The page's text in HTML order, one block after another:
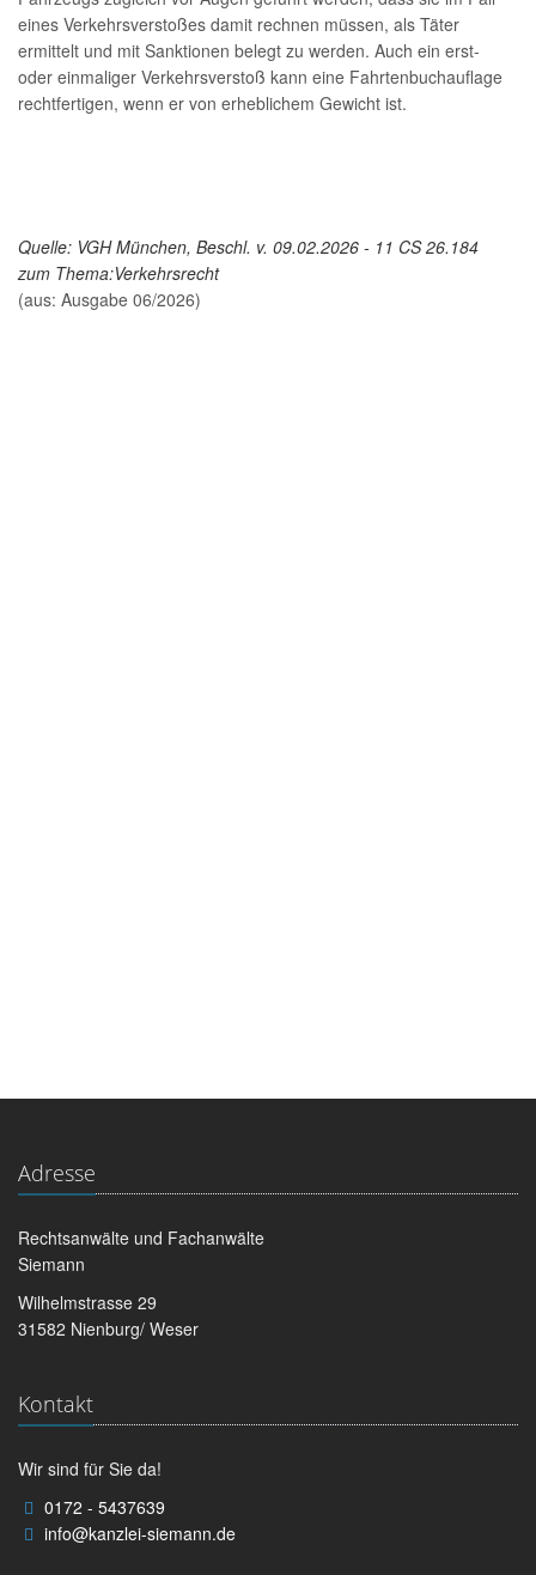
eines Verkehrsverstoßes damit rechnen müssen, als Täter
ermittelt und mit Sanktionen belegt zu werden. Auch ein erst-
oder einmaliger Verkehrsverstoß kann eine Fahrtenbuchauflage
rechtfertigen, wenn er von erheblichem Gewicht ist.
Quelle: VGH München, Beschl. v. 09.02.2026 - 11 CS 26.184
zum Thema:Verkehrsrecht
(aus: Ausgabe 06/2026)
Adresse
Rechtsanwälte und Fachanwälte
Siemann
Wilhelmstrasse 29
31582 Nienburg/ Weser
Kontakt
Wir sind für Sie da!
0172 - 5437639
info@kanzlei-siemann.de